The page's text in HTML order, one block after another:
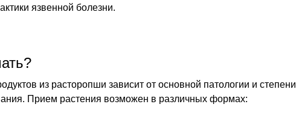
язвенной болезни.
из расторопши зависит от основной патологии и степени
Прием растения возможен в различных формах: